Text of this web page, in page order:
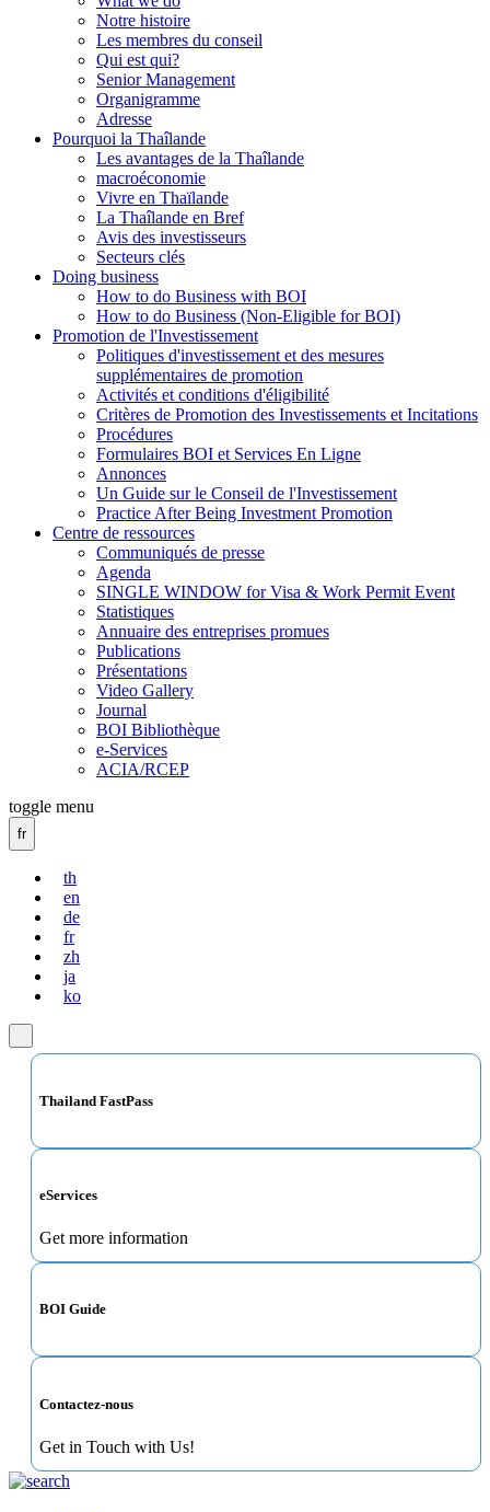
Notre histoire
Les membres du conseil
Qui est qui?
Senior Management
Organigramme
Adresse
Pourquoi la Thaîlande
Les avantages de la Thaîlande
macroéconomie
Vivre en Thaïlande
La Thaîlande en Bref
Avis des investisseurs
Secteurs clés
Doing business
How to do Business with BOI
How to do Business (Non-Eligible for BOI)
Promotion de l'Investissement
Politiques d'investissement et des mesures
supplémentaires de promotion
Activités et conditions d'éligibilité
Critères de Promotion des Investissements et Incitations
Procédures
Formulaires BOI et Services En Ligne
Annonces
Un Guide sur le Conseil de l'Investissement
Practice After Being Investment Promotion
Centre de ressources
Communiqués de presse
Agenda
SINGLE WINDOW for Visa & Work Permit Event
Statistiques
Annuaire des entreprises promues
Publications
Présentations
Video Gallery
Journal
BOI Bibliothèque
e-Services
ACIA/RCEP
toggle menu
fr
th
en
de
fr
zh
ja
ko
Thailand FastPass
eServices
Get more information
BOI Guide
Contactez-nous
Get in Touch with Us!